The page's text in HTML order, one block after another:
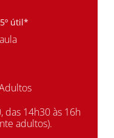
útil*
das 14h30 às 16h
adultos).